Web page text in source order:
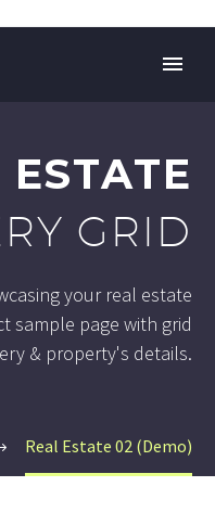
ESTATE
GRID
your real estate
sample page with grid
& property's details.
Real Estate 02 (Demo)